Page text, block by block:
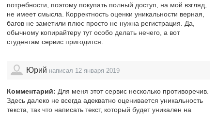
потребности, поэтому покупать полный доступ, на мой взгляд,
не имеет смысла. Корректность оценки уникальности верная,
багов не заметили плюс просто не нужна регистрация. Да,
обычному копирайтеру тут особо делать нечего, а вот
студентам сервис пригодится.
Юрий написал 12 января 2019
Комментарий: Для меня этот сервис несколько противоречив.
Здесь далеко не всегда адекватно оценивается уникальность
текста, так что написать текст, который будет уникален на